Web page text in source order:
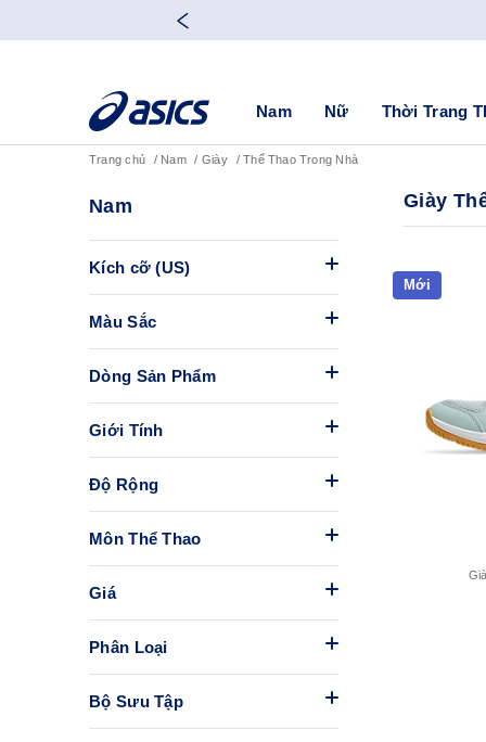
Nam Nữ Thời Trang
Trang chủ Nam Giày Thể Thao Trong Nhà
Nam
Kích cỡ (US)
Màu Sắc
Dòng Sản Phẩm
Giới Tính
Độ Rộng
Môn Thể Thao
Giá
Phân Loại
Bộ Sưu Tập
Giày
Mới